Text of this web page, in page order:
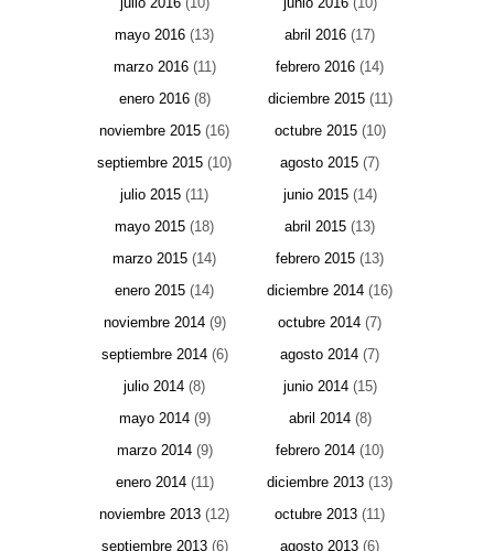
mayo 2016 (13) abril 2016 (17)
marzo 2016(11) febrero 2016 (14)
enero 2016(8) diciembre 2015(11)
noviembre 2015 (16) octubre 2015(10)
septiembre 2015 (10) agosto 2015 (7)
julio 2015 (11) junio 2015(14)
mayo 2015 (18) abril 2015 (13)
marzo 2015 (14) febrero 2015 (13)
enero 2015 (14) diciembre 2014 (16)
noviembre 2014(9) octubre 2014 (7)
septiembre 2014(6) agosto 2014 (7)
julio 2014 (8) junio 2014(15)
mayo 2014(9) abril 2014(8)
marzo 2014(9) febrero 2014 (10)
enero 2014(11) diciembre 2013 (13)
noviembre 2013 (12) octubre 2013 (11)
septiembre 2013(6) agosto 2013 (6)